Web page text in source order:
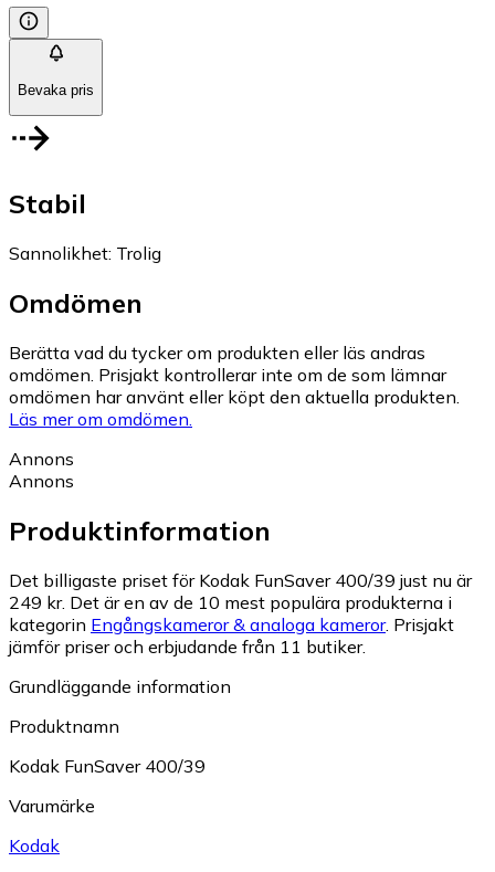
Bevaka pris
Stabil
Sannolikhet: Trolig
Omdömen
Berätta vad du tycker om produkten eller läs andras
omdömen. Prisjakt kontrollerar inte om de som lämnar
omdömen har använt eller köpt den aktuella produkten.
Läs mer om omdömen.
Annons
Annons
Produktinformation
Det billigaste priset för Kodak FunSaver 400/39 just nu är
249 kr. Det är en av de 10 mest populära produkterna i
kategorin Engångskameror & analoga kameror. Prisjakt
jämför priser och erbjudande från 11 butiker.
Grundläggande information
Produktnamn
Kodak FunSaver 400/39
Varumärke
Kodak